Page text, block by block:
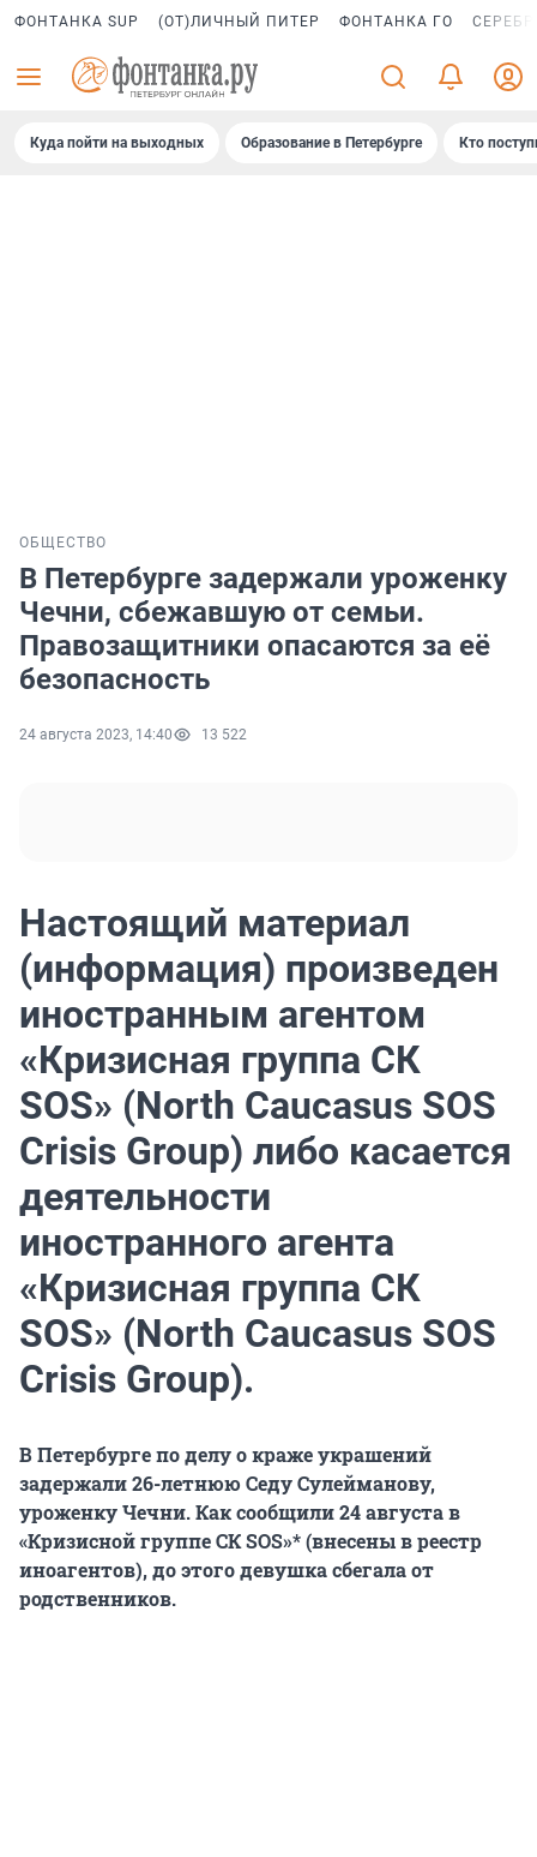
ФОНТАНКА SUP (ОТ)ЛИЧНЫЙ ПИТЕР ФОНТАНКА ГО
Куда пойти на выходных Образование в Петербурге Кто
ОБЩЕСТВО
В Петербурге задержали уроженку
Чечни, сбежавшую от семьи.
Правозащитники опасаются за её
безопасность
24 августа 2023, 14:40 13 522
Настоящий материал
(информация) произведен
иностранным агентом
«Кризисная группа СК
SOS» (North Caucasus SOS
Crisis Group) либо касается
деятельности
иностранного агента
«Кризисная группа СК
SOS» (North Caucasus SOS
Crisis Group).
В Петербурге по делу о краже украшений
задержали 26-летнюю Седу Сулейманову,
уроженку Чечни. Как сообщили 24 августа в
«Кризисной группе СК SOS»* (внесены в реестр
иноагентов), до этого девушка сбегала от
родственников.